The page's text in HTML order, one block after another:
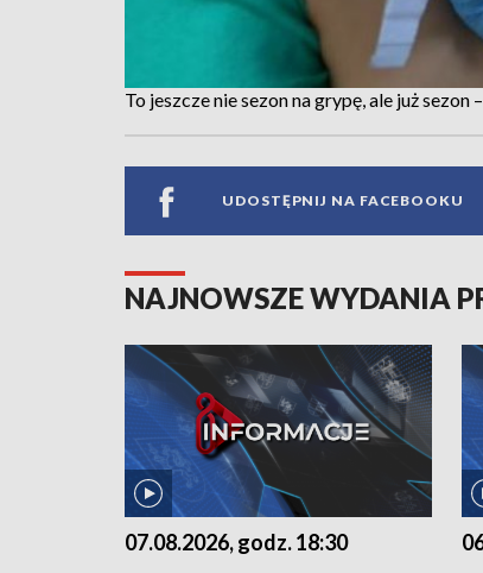
To jeszcze nie sezon na grypę, ale już sezon
UDOSTĘPNIJ NA FACEBOOKU
NAJNOWSZE WYDANIA
07.08.2026, godz. 18:30